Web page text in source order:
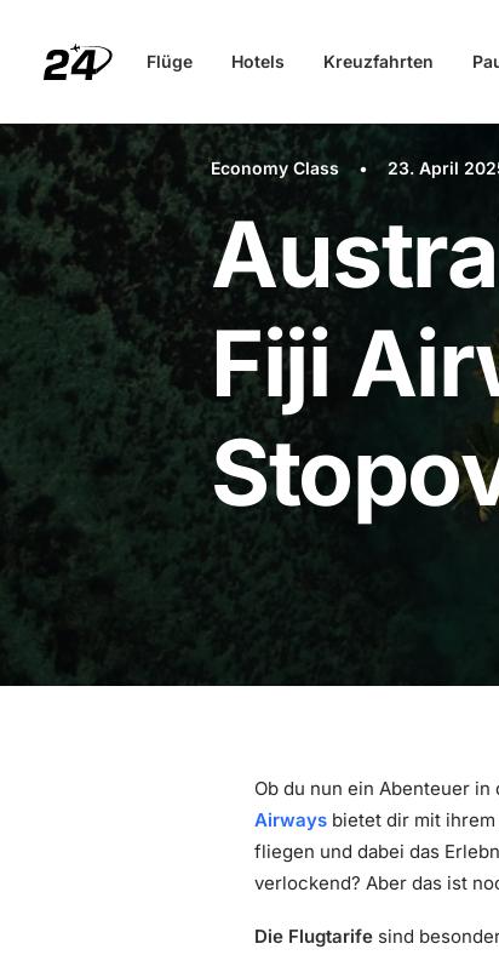
Flüge Hotels Kreuzfahrten
Economy Class • 23. April
Fiji
Ob du nun ein Abenteuer
Airways bietet dir mit
fliegen und dabei das
verlockend? Aber das ist
Die Flugtarife sind